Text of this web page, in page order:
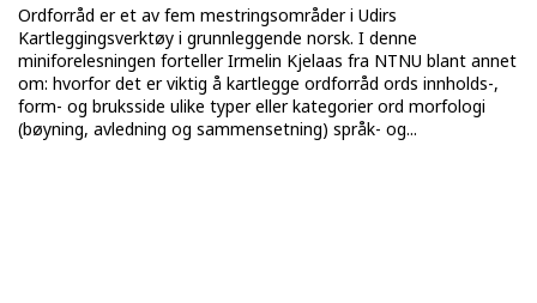
Ordforråd er et av fem mestringsområder i Udirs
Kartleggingsverktøy i grunnleggende norsk. I denne
miniforelesningen forteller Irmelin Kjelaas fra NTNU blant annet
om: hvorfor det er viktig å kartlegge ordforråd ords innholds-,
form- og bruksside ulike typer eller kategorier ord morfologi
(bøyning, avledning og sammensetning) språk- og...